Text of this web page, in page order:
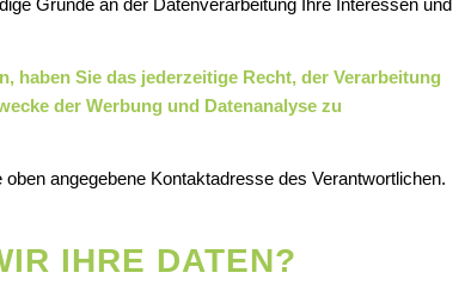
Gründe an der Datenverarbeitung Ihre Interessen und
haben Sie das jederzeitige Recht, der Verarbeitung
der Werbung und Datenanalyse zu
angegebene Kontaktadresse des Verantwortlichen.
IHRE DATEN?